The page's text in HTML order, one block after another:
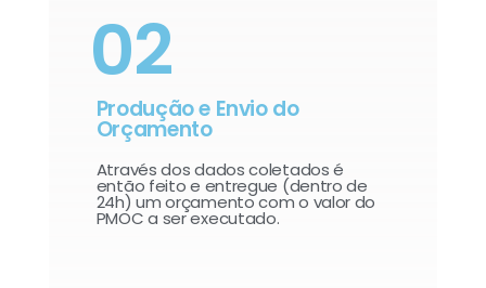
02
Produção e Envio do
Orçamento
Através dos dados coletados é
então feito e entregue (dentro de
24h) um orçamento com o valor do
PMOC a ser executado.